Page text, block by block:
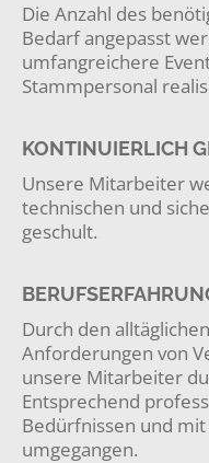
Die Anzahl des
Bedarf angepasst
umfangreichere
Stammpersonal
KONTINUIERLICH
Unsere Mitarbeiter
technischen und
geschult.
Durch den
Anforderungen von
unsere Mitarbeiter
Entsprechend
Bedürfnissen und
umgegangen.